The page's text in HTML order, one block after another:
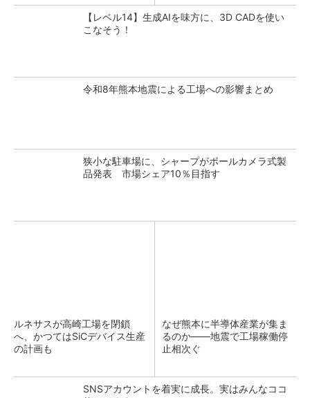
【レベル14】生成AIを味方に、3D CADを使い
こなそう！
令和8年熊本地震による工場への影響まとめ
狭小な駐車場に、シャープがポールカメラ式製
品発表 市場シェア10％目指す
ルネサスが高崎工場を閉鎖
へ、かつてはSiCデバイス生産
の計画も
なぜ熊本に半導体産業が集ま
るのか――地震で工場稼働停
止相次ぐ
SNSアカウントを着実に成長。実はみんなココ